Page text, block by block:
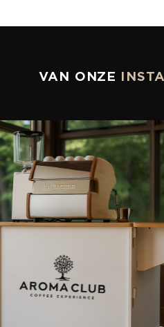
VAN ONZE